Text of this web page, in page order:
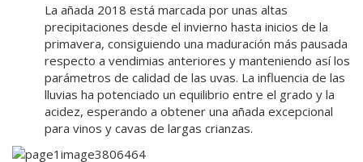
La añada 2018 está marcada por unas altas
precipitaciones desde el invierno hasta inicios de la
primavera, consiguiendo una maduración más pausada
respecto a vendimias anteriores y manteniendo así los
parámetros de calidad de las uvas. La influencia de las
lluvias ha potenciado un equilibrio entre el grado y la
acidez, esperando a obtener una añada excepcional
para vinos y cavas de largas crianzas.